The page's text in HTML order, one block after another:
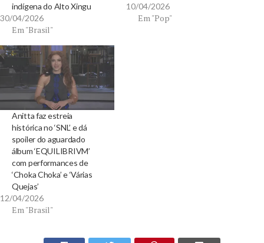
indígena do Alto Xingu
30/04/2026
Em "Brasil"
10/04/2026
Em "Pop"
Anitta faz estreia
histórica no ‘SNL’ e dá
spoiler do aguardado
álbum ‘EQUILIBRIVM’
com performances de
‘Choka Choka’ e ‘Várias
Quejas’
12/04/2026
Em "Brasil"